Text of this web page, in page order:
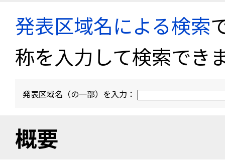
発表区域名による検索
称を入力して検索でき
発表区域名（の一部）を入力：
概要